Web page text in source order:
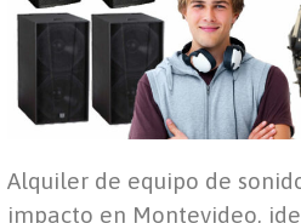
Alquiler de equipo de
impacto en Montevideo,